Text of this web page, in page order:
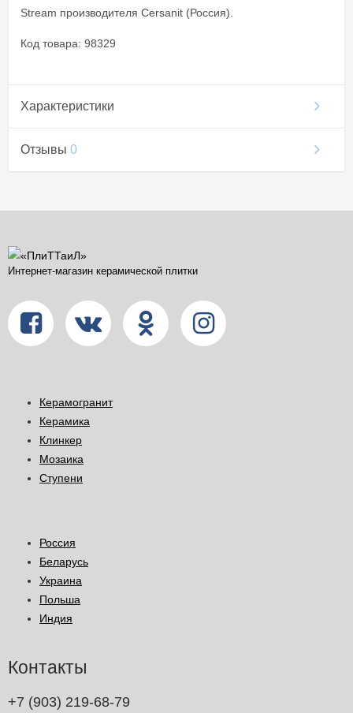
Stream производителя Cersanit (Россия).
Код товара: 98329
Характеристики
Отзывы 0
Интернет-магазин керамической плитки
Керамогранит
Керамика
Клинкер
Мозаика
Ступени
Россия
Беларусь
Украина
Польша
Индия
Контакты
+7 (903) 219-68-79